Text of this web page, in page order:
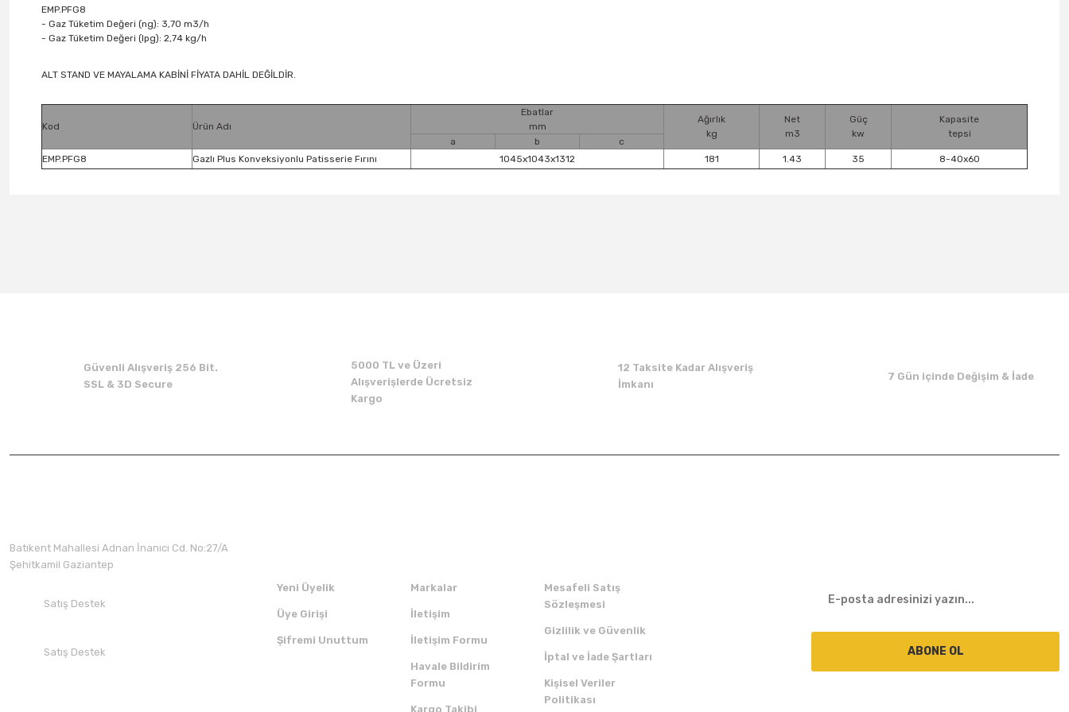
EMP.PFG8
- Gaz Tüketim Değeri (ng): 3,70 m3/h
- Gaz Tüketim Değeri (lpg): 2,74 kg/h
ALT STAND VE MAYALAMA KABİNİ FİYATA DAHİL DEĞİLDİR.
Kod Ürün Adı
Ebatlar
mm
Ağırlık
kg
Net
m3
Güç
kw
Kapasite
tepsi
a b
c
EMP.PFG8
Gazlı Plus Konveksiyonlu Patisserie Fırını 1045x1043x1312 181 1.43 35 8-40x60
Güvenli Alışveriş 256 Bit.
SSL & 3D Secure
5000 TL ve Üzeri
Alışverişlerde Ücretsiz
Kargo
12 Taksite Kadar Alışveriş
İmkanı
7 Gün içinde Değişim & İade
Batıkent Mahallesi Adnan İnanıcı Cd. No:27/A
Şehitkamil Gaziantep
Satış Destek
Satış Destek
Yeni Üyelik
Üye Girişi
Şifremi Unuttum
Markalar
İletişim
İletişim Formu
Havale Bildirim
Formu
Kargo Takibi
Mesafeli Satış
Sözleşmesi
Gizlilik ve Güvenlik
İptal ve İade Şartları
Kişisel Veriler
Politikası
ABONE OL